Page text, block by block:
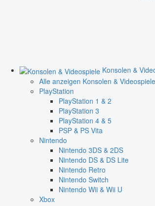
Konsolen &
Alle anzeigen Konsolen & Videospiele
PlayStation
PlayStation 1 & 2
PlayStation 3
PlayStation 4 & 5
PSP & PS Vita
Nintendo
Nintendo 3DS & 2DS
Nintendo DS & DS Lite
Nintendo Retro
Nintendo Switch
Nintendo Wii & Wii U
Xbox